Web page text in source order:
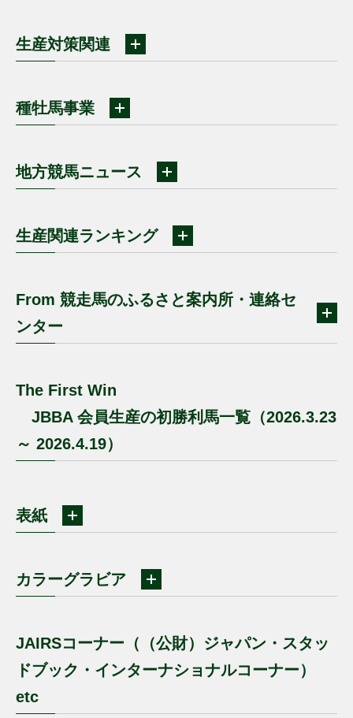
生産対策関連
種牡馬事業
地方競馬ニュース
生産関連ランキング
From 競走馬のふるさと案内所・連絡セ
ンター
The First Win
JBBA 会員生産の初勝利馬一覧（2026.3.23
～ 2026.4.19）
表紙
カラーグラビア
JAIRSコーナー（（公財）ジャパン・スタッ
ドブック・インターナショナルコーナー）
etc